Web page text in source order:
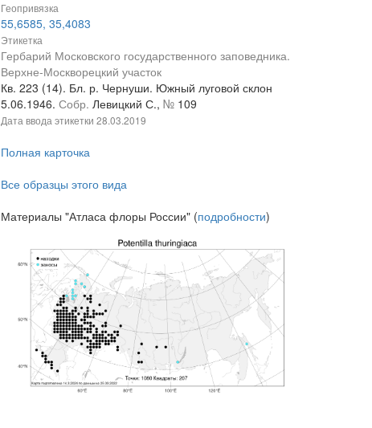
Геопривязка
55,6585, 35,4083
Этикетка
Гербарий Московского государственного заповедника.
Верхне-Москворецкий участок
Кв. 223 (14). Бл. р. Чернуши. Южный луговой склон
5.06.1946. Собр. Левицкий С., № 109
Дата ввода этикетки 28.03.2019
Полная карточка
Все образцы этого вида
Материалы "Атласа флоры России" (подробности)